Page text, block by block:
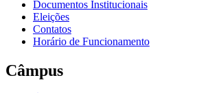
Documentos Institucionais
Eleições
Contatos
Horário de Funcionamento
Câmpus